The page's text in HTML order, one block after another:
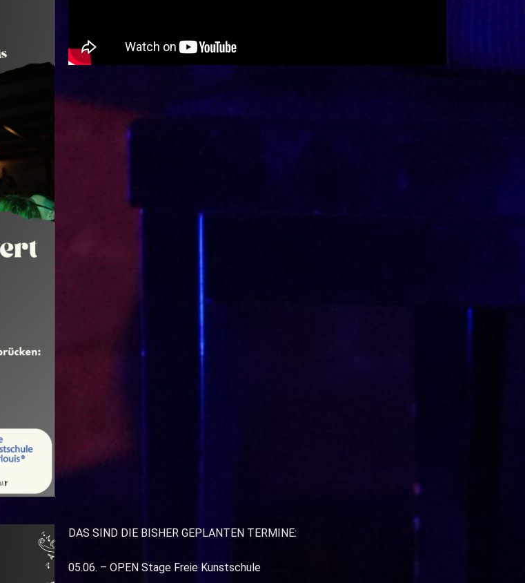
DAS SIND DIE BISHER GEPLANTEN TERMINE:
05.06. – OPEN Stage Freie Kunstschule